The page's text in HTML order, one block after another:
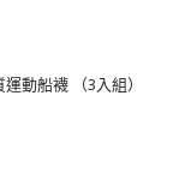
動船襪 （3入組）